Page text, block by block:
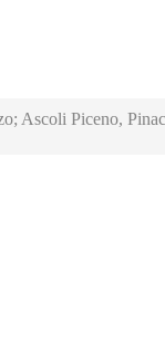
Ascoli Piceno,